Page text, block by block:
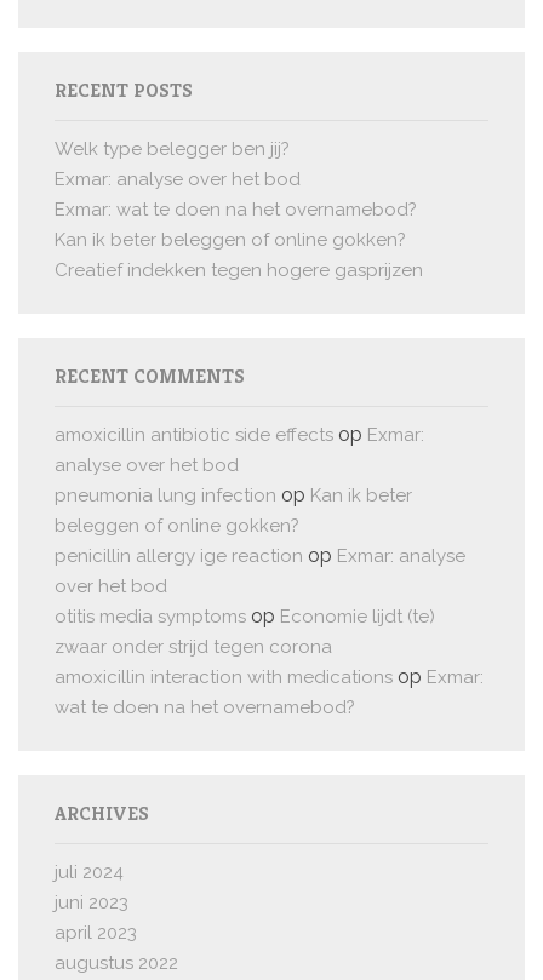
RECENT POSTS
Welk type belegger ben jij?
Exmar: analyse over het bod
Exmar: wat te doen na het overnamebod?
Kan ik beter beleggen of online gokken?
Creatief indekken tegen hogere gasprijzen
RECENT COMMENTS
amoxicillin antibiotic side effects op Exmar:
analyse over het bod
pneumonia lung infection op Kan ik beter
beleggen of online gokken?
penicillin allergy ige reaction op Exmar: analyse
over het bod
otitis media symptoms op Economie lijdt (te)
zwaar onder strijd tegen corona
amoxicillin interaction with medications op Exmar:
wat te doen na het overnamebod?
ARCHIVES
juli 2024
juni 2023
april 2023
augustus 2022